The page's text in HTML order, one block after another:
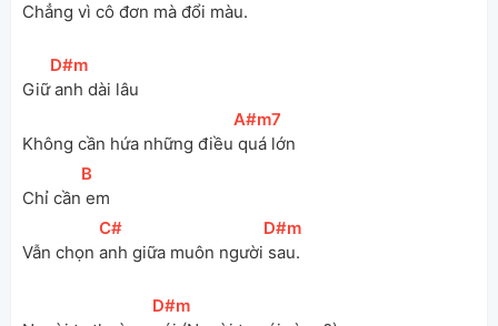
Chẳng vì cô đơn mà đổi màu.
Giữ
[D#m
anh dài lâu
Không cần hứa những điều
[
A#m7
quá lớn
Chỉ cần
[B
em
Vẫn chọn
[
C#
anh giữa muôn người
[D#m
sau.
[D#m